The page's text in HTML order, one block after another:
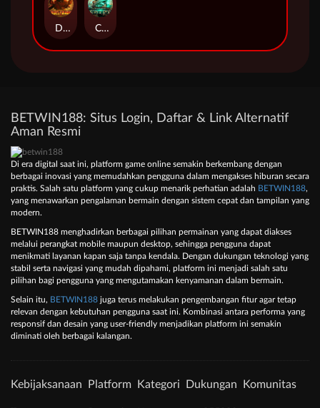
Duel at Dawn Cursed Crypt
BETWIN188: Situs Login, Daftar & Link Alternatif
Aman Resmi
Di era digital saat ini, platform game online semakin berkembang dengan
berbagai inovasi yang memudahkan pengguna dalam mengakses hiburan secara
praktis. Salah satu platform yang cukup menarik perhatian adalah BETWIN188,
yang menawarkan pengalaman bermain dengan sistem cepat dan tampilan yang
modern.
BETWIN188 menghadirkan berbagai pilihan permainan yang dapat diakses
melalui perangkat mobile maupun desktop, sehingga pengguna dapat
menikmati layanan kapan saja tanpa kendala. Dengan dukungan teknologi yang
stabil serta navigasi yang mudah dipahami, platform ini menjadi salah satu
pilihan bagi pengguna yang mengutamakan kenyamanan dalam bermain.
Selain itu, BETWIN188 juga terus melakukan pengembangan fitur agar tetap
relevan dengan kebutuhan pengguna saat ini. Kombinasi antara performa yang
responsif dan desain yang user-friendly menjadikan platform ini semakin
diminati oleh berbagai kalangan.
Kebijaksanaan Platform Kategori Dukungan Komunitas